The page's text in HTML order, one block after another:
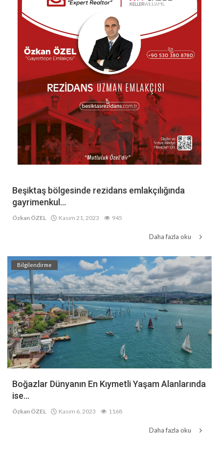
Beşiktaş bölgesinde rezidans emlakçılığında
gayrimenkul...
Özkan ÖZEL Kasım 21, 2023 945
Daha fazla oku
Bilgilendirme
Boğazlar Dünyanın En Kıymetli Yaşam Alanlarında
ise...
Özkan ÖZEL Kasım 6, 2023 1168
Daha fazla oku